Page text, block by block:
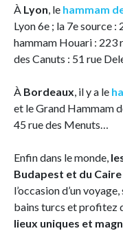
À Lyon, le hammam
Lyon 6e ; la 7e source :
hammam Houari : 223
des Canuts : 51 rue
À Bordeaux, il y a le
et le Grand Hammam
45 rue des Menuts…
Enfin dans le monde,
Budapest et du
l’occasion d’un
bains turcs et profitez
lieux uniques et